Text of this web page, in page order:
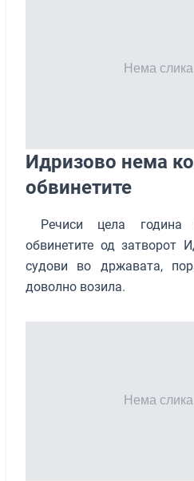
Идризово нема
обвинетите
Речиси цела година
обвинетите од затворот
судови во државата,
доволно возила.